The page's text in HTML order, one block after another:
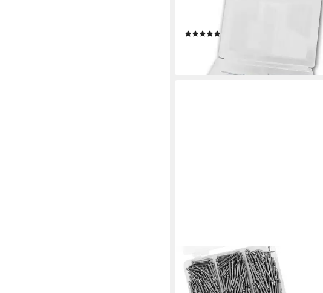
Stahlnagel Stahl-Nagel-Sortiment
lieferbar - in 4-5 Werktagen bei dir
LUXUSKOLLEKTION
Stahlnagel Stahlnägel Sortiment 280
Stück verzinkt